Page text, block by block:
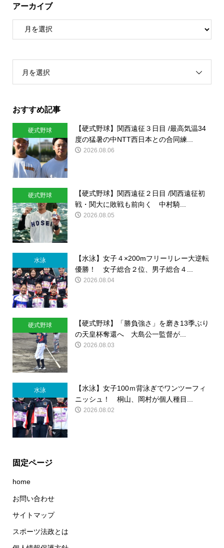
アーカイブ
月を選択
おすすめ記事
硬式野球
【硬式野球】関西遠征３日目 /最高気温34
度の猛暑の中NTT西日本との合同練...
2026.08.06
硬式野球
【硬式野球】関西遠征２日目 /関西遠征初
戦・関大に敗戦も前向く 中村騎...
2026.08.05
水泳
【水泳】女子４×200mフリーリレー大逆転
優勝！ 女子総合２位、男子総合４...
2026.08.04
硬式野球
【硬式野球】「勝負強さ」を磨き13季ぶり
の天皇杯奪還へ 大島公一監督が...
2026.08.03
水泳
【水泳】女子100ｍ背泳ぎでワンツーフィ
ニッシュ！ 桐山、岡村が個人種目...
2026.08.02
固定ページ
home
お問い合わせ
サイトマップ
スポーツ法政とは